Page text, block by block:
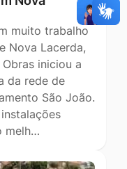
muito trabalho
Nova Lacerda,
iniciou a
da rede de
São João.
melh…